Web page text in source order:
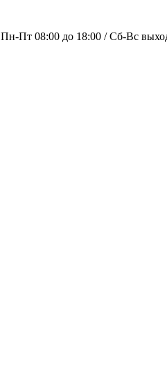
Пн-Пт 08:00 до 18:00 / Сб-Вс